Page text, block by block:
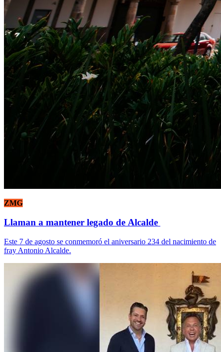
ZMG
Llaman a mantener legado de Alcalde
Este 7 de agosto se conmemoró el aniversario 234 del nacimiento de
fray Antonio Alcalde.